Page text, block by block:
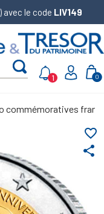
avec le code LIV149
0
1
commémoratives
share
favorite_border